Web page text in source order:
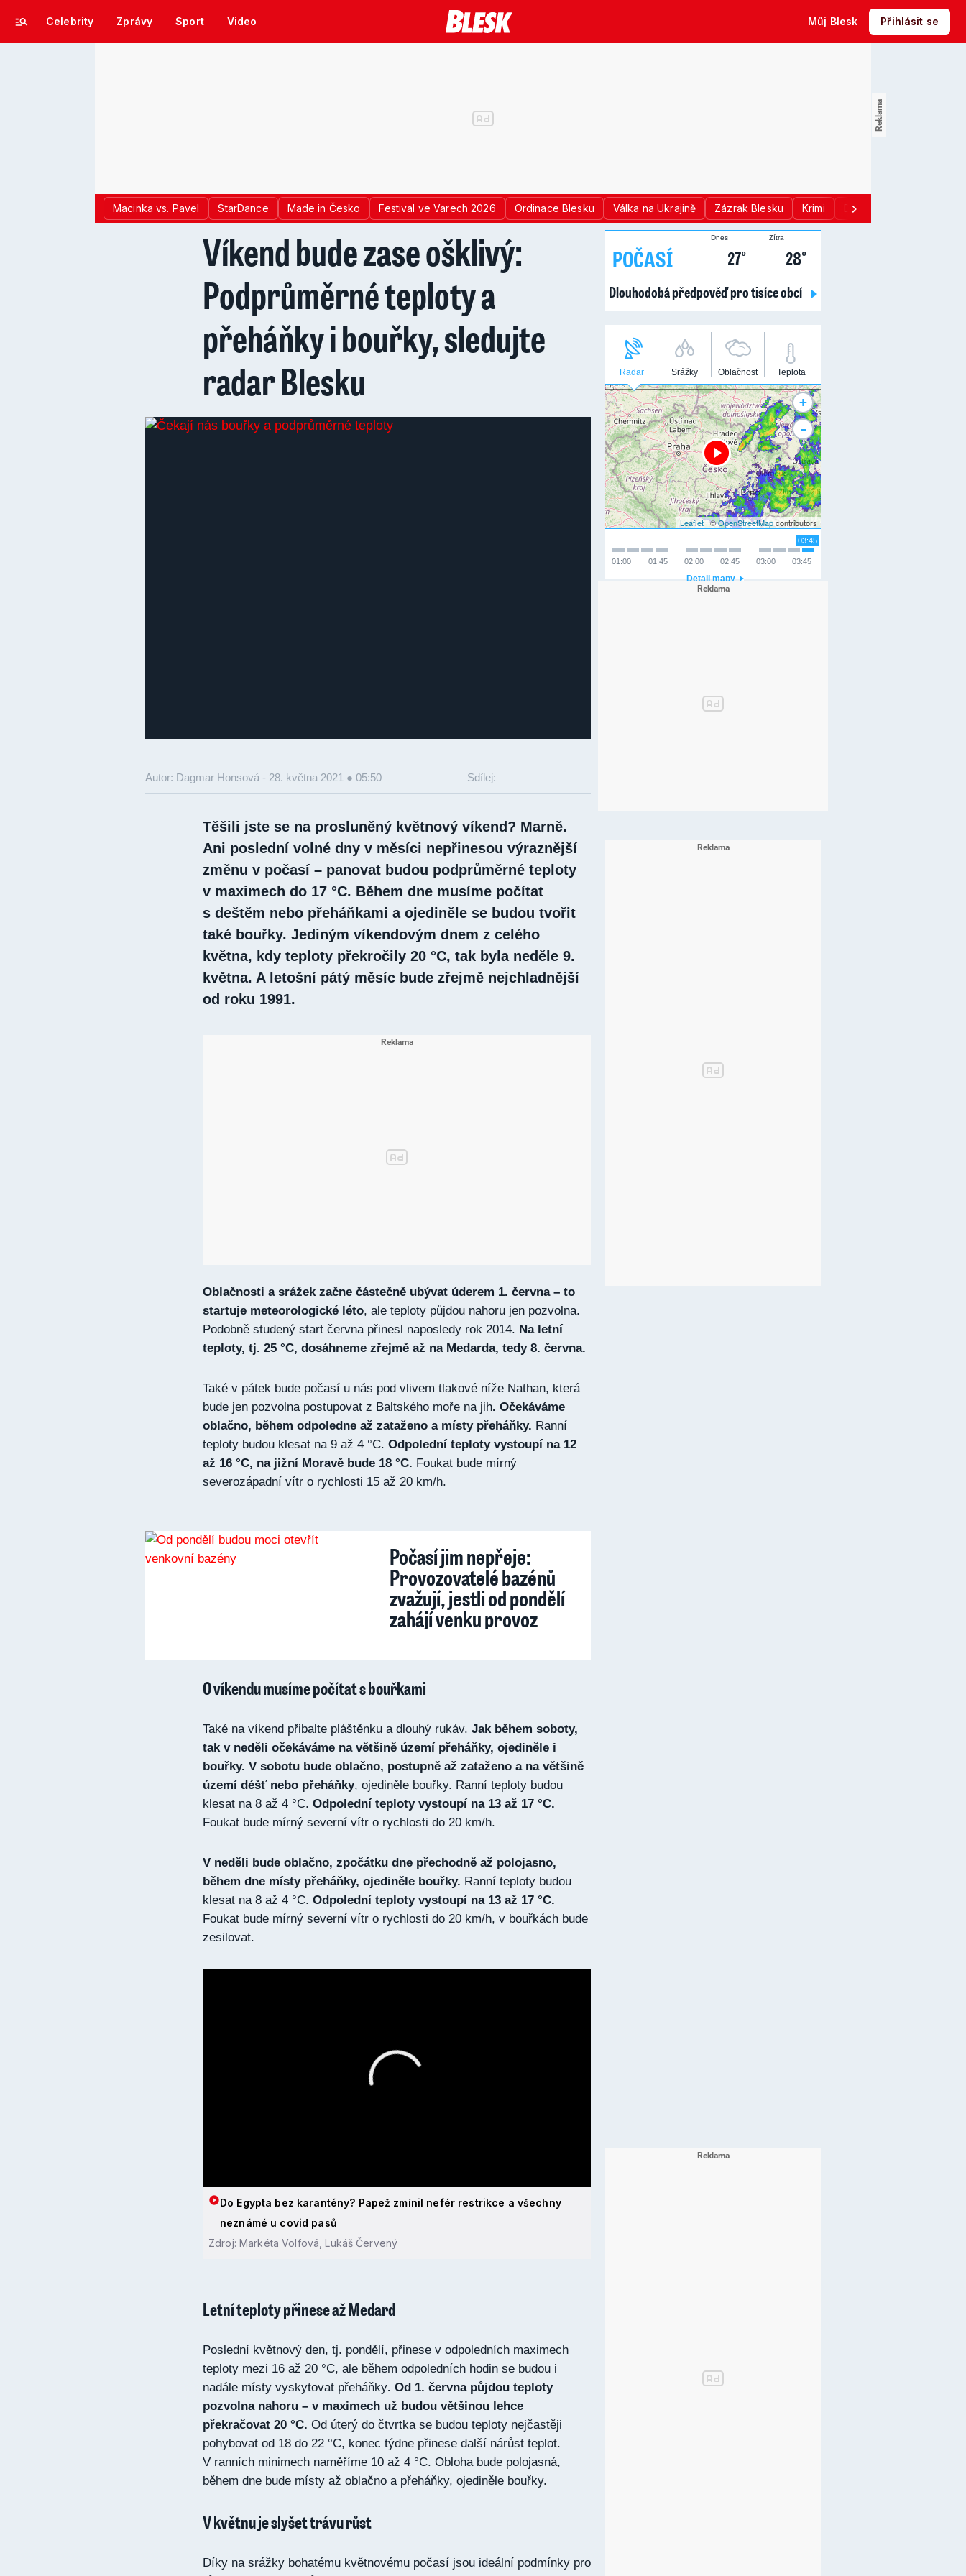
Celebrity Zprávy Sport Video Můj Blesk Přihlásit se
Macinka vs. Pavel StarDance Made in Česko Festival ve Varech 2026 Ordinace Blesku Válka na Ukrajině Zázrak Blesku Krimi Donald Trump
Víkend bude zase ošklivý:
Podprůměrné teploty a
přeháňky i bouřky, sledujte
radar Blesku
Autor: Dagmar Honsová - 28. května 2021 ● 05:50 Sdílej:
Těšili jste se na prosluněný květnový víkend? Marně.
Ani poslední volné dny v měsíci nepřinesou výraznější
změnu v počasí – panovat budou podprůměrné teploty
v maximech do 17 °C. Během dne musíme počítat
s deštěm nebo přeháňkami a ojediněle se budou tvořit
také bouřky. Jediným víkendovým dnem z celého
května, kdy teploty překročily 20 °C, tak byla neděle 9.
května. A letošní pátý měsíc bude zřejmě nejchladnější
od roku 1991.
Oblačnosti a srážek začne částečně ubývat úderem 1. června – to
startuje meteorologické léto, ale teploty půjdou nahoru jen pozvolna.
Podobně studený start června přinesl naposledy rok 2014. Na letní
teploty, tj. 25 °C, dosáhneme zřejmě až na Medarda, tedy 8. června.
Také v pátek bude počasí u nás pod vlivem tlakové níže Nathan, která
bude jen pozvolna postupovat z Baltského moře na jih. Očekáváme
oblačno, během odpoledne až zataženo a místy přeháňky. Ranní
teploty budou klesat na 9 až 4 °C. Odpolední teploty vystoupí na 12
až 16 °C, na jižní Moravě bude 18 °C. Foukat bude mírný
severozápadní vítr o rychlosti 15 až 20 km/h.
Počasí jim nepřeje:
Provozovatelé bazénů
zvažují, jestli od pondělí
zahájí venku provoz
O víkendu musíme počítat s bouřkami
Také na víkend přibalte pláštěnku a dlouhý rukáv. Jak během soboty,
tak v neděli očekáváme na většině území přeháňky, ojediněle i
bouřky. V sobotu bude oblačno, postupně až zataženo a na většině
území déšť nebo přeháňky, ojediněle bouřky. Ranní teploty budou
klesat na 8 až 4 °C. Odpolední teploty vystoupí na 13 až 17 °C.
Foukat bude mírný severní vítr o rychlosti do 20 km/h.
V neděli bude oblačno, zpočátku dne přechodně až polojasno,
během dne místy přeháňky, ojediněle bouřky. Ranní teploty budou
klesat na 8 až 4 °C. Odpolední teploty vystoupí na 13 až 17 °C.
Foukat bude mírný severní vítr o rychlosti do 20 km/h, v bouřkách bude
zesilovat.
Do Egypta bez karantény? Papež zmínil nefér restrikce a všechny
neznámé u covid pasů
Zdroj: Markéta Volfová, Lukáš Červený
Letní teploty přinese až Medard
Poslední květnový den, tj. pondělí, přinese v odpoledních maximech
teploty mezi 16 až 20 °C, ale během odpoledních hodin se budou i
nadále místy vyskytovat přeháňky. Od 1. června půjdou teploty
pozvolna nahoru – v maximech už budou většinou lehce
překračovat 20 °C. Od úterý do čtvrtka se budou teploty nejčastěji
pohybovat od 18 do 22 °C, konec týdne přinese další nárůst teplot.
V ranních minimech naměříme 10 až 4 °C. Obloha bude polojasná,
během dne bude místy až oblačno a přeháňky, ojediněle bouřky.
V květnu je slyšet trávu růst
Díky na srážky bohatému květnovému počasí jsou ideální podmínky pro
POČASÍ
Dnes
27°
Zítra
28°
Dlouhodobá předpověď pro tisíce obcí
Radar Srážky Oblačnost Teplota
+
-
Leaflet| ©OpenStreetMapcontributors
03:45
03:45
03:00
02:45
02:00
01:45
01:00
Detail mapy